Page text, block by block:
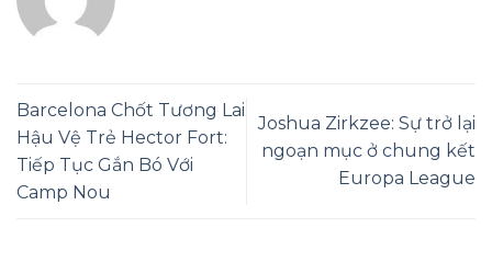
Barcelona Chốt Tương Lai
Hậu Vệ Trẻ Hector Fort:
Tiếp Tục Gắn Bó Với
Camp Nou
Joshua Zirkzee: Sự trở lại
ngoạn mục ở chung kết
Europa League